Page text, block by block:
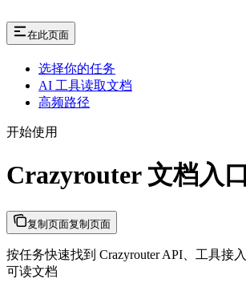
在此页面
选择你的任务
AI 工具读取文档
高频路径
开始使用
Crazyrouter 文档入口
复制页面复制页面
按任务快速找到 Crazyrouter API、工具接
可读文档